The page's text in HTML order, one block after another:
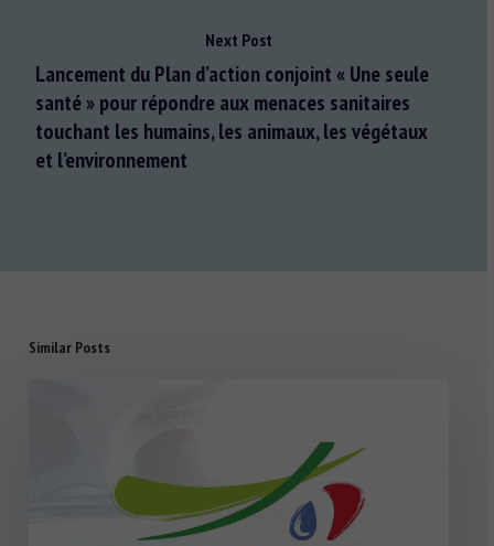
Next Post
Lancement du Plan d’action conjoint « Une seule
santé » pour répondre aux menaces sanitaires
touchant les humains, les animaux, les végétaux
et l’environnement
Similar Posts